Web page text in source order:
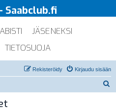
Saabclub.fi
JÄSENEKSI
TIETOSUOJA
Kirjaudu sisään
Rekisteröidy